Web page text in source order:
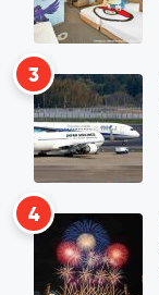
3
4